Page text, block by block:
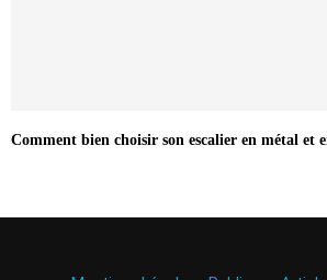
Comment bien choisir son escalier en métal et